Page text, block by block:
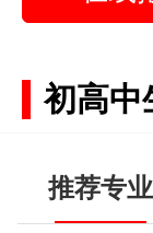
初高中
推荐专业